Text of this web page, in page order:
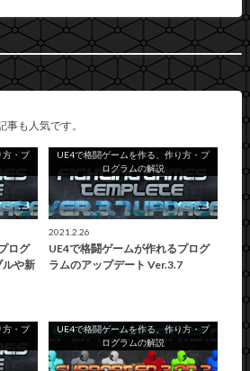
事も人気です。
方・プ
ログ
ルや新
UE4で格闘ゲームを作る、作り方・プ
ログラムの解説
2021.2.26
UE4で格闘ゲームが作れるプログ
ラムのアップデート Ver.3.7
方・プ
UE4で格闘ゲームを作る、作り方・プ
ログラムの解説